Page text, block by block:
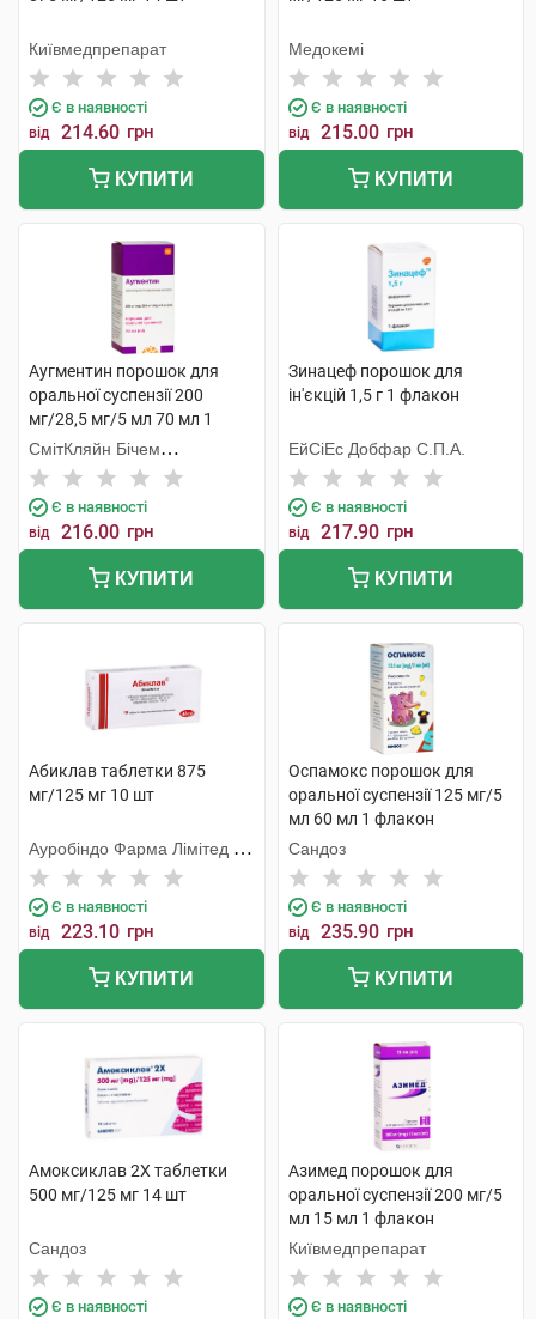
Київмедпрепарат
Є в наявності
від 214.60 грн
КУПИТИ
Медокемі
Є в наявності
від 215.00 грн
КУПИТИ
Аугментин порошок для
оральної суспензії 200
мг/28,5 мг/5 мл 70 мл 1
флакон
СмітКляйн Бічем
Фармасьютикалс
Є в наявності
від 216.00 грн
КУПИТИ
Зинацеф порошок для
ін'єкцій 1,5 г 1 флакон
ЕйСіЕс Добфар С.П.А.
Є в наявності
від 217.90 грн
КУПИТИ
Абиклав таблетки 875
мг/125 мг 10 шт
Ауробіндо Фарма Лімітед -
Юніт ІV
Є в наявності
від 223.10 грн
КУПИТИ
Оспамокс порошок для
оральної суспензії 125 мг/5
мл 60 мл 1 флакон
Сандоз
Є в наявності
від 235.90 грн
КУПИТИ
Амоксиклав 2Х таблетки
500 мг/125 мг 14 шт
Сандоз
Є в наявності
Азимед порошок для
оральної суспензії 200 мг/5
мл 15 мл 1 флакон
Київмедпрепарат
Є в наявності